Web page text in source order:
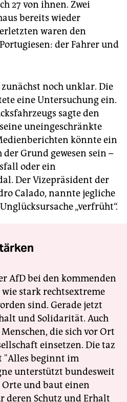
27 von ihnen. Zwei
bereits wieder
waren den
der Fahrer und
noch unklar. Die
eine Untersuchung ein.
sagte den
uneingeschränkte
könnte ein
Grund gewesen sein –
oder ein
Der Vizepräsident der
Calado, nannte jegliche
„verfrüht“.
AfD bei den kommenden
stark rechtsextreme
sind. Gerade jetzt
und Solidarität. Auch
die sich vor Ort
einsetzen. Die taz
"Alles beginnt im
unterstützt bundesweit
und baut einen
deren Schutz und Erhalt